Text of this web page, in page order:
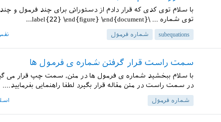
با سلام توی کدی که قرار دادم از دستوراتی برای چند فرمول و
توی شماره ... \label{22} \end{figure} \end{document}...
subequations شماره فرمول
سمت راست قرار گرفتن شماره ی فرمول ها
با سلام ببخشید شماره ی فرمول ها در متن، سمت چپ قرار می
در سمت راست در متن مقاله قرار بگیرد لطفا راهنمایی بفرمایید....
شماره فرمول